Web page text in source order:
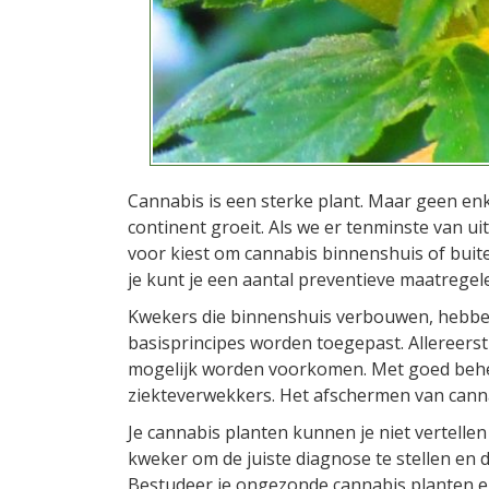
Cannabis is een sterke plant. Maar geen
continent groeit. Als we er tenminste van
voor kiest om cannabis binnenshuis of
je kunt je een aantal preventieve
Kwekers die binnenshuis verbouwen,
basisprincipes worden toegepast.
mogelijk worden voorkomen. Met goed
ziekteverwekkers. Het afschermen van
Je cannabis planten kunnen je niet
kweker om de juiste diagnose te stellen en